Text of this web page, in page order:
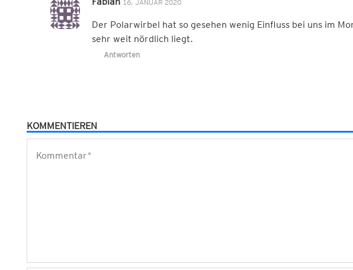
16. JANUAR 2020
Der Polarwirbel hat so gesehen wenig Einfluss bei uns im
sehr weit nördlich liegt.
Antworten
KOMMENTIEREN